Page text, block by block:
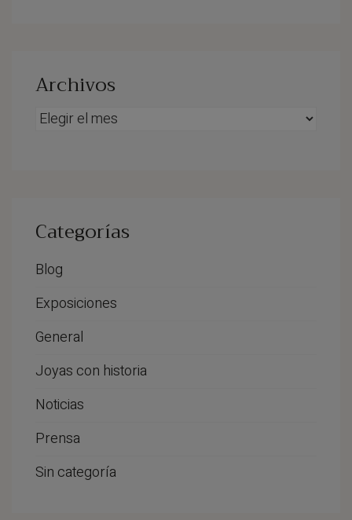
Archivos
Archivos
Categorías
Blog
Exposiciones
General
Joyas con historia
Noticias
Prensa
Sin categoría